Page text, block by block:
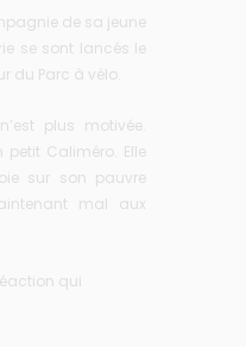
de sa jeune
se sont lancés le
du Parc à vélo.
plus motivée.
Caliméro. Elle
sur son pauvre
mal aux
qui